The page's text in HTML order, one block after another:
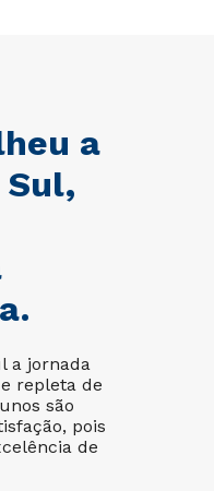
a
Sul,
a jornada
repleta de
são
pois
de